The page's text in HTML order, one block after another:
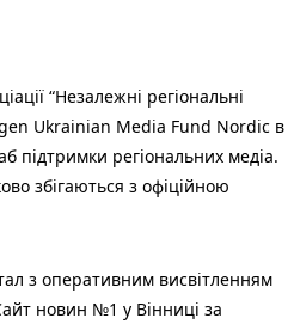
“Незалежні регіональні
Ukrainian Media Fund Nordic в
підтримки регіональних медіа.
збігаються з офіційною
з оперативним висвітленням
новин №1 у Вінниці за